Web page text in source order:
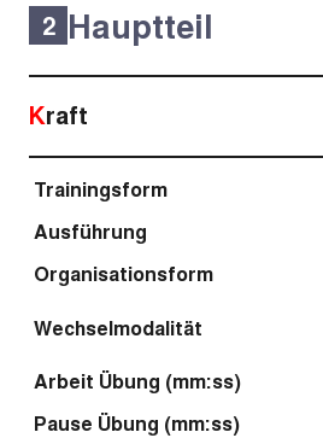
2 Hauptteil
Kraft
Trainingsform
Ausführung
Organisationsform
Wechselmodalität
Arbeit Übung (mm:ss)
Pause Übung (mm:ss)